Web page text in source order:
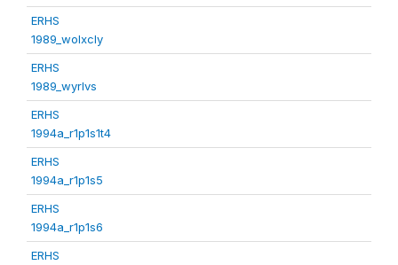
ERHS
1989_wolxcly
ERHS
1989_wyrlvs
ERHS
1994a_r1p1s1t4
ERHS
1994a_r1p1s5
ERHS
1994a_r1p1s6
ERHS